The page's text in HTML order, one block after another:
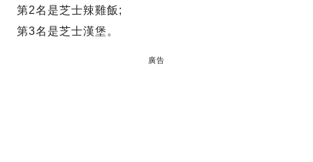
第2名是芝士辣雞飯;
第3名是芝士漢堡。
廣告